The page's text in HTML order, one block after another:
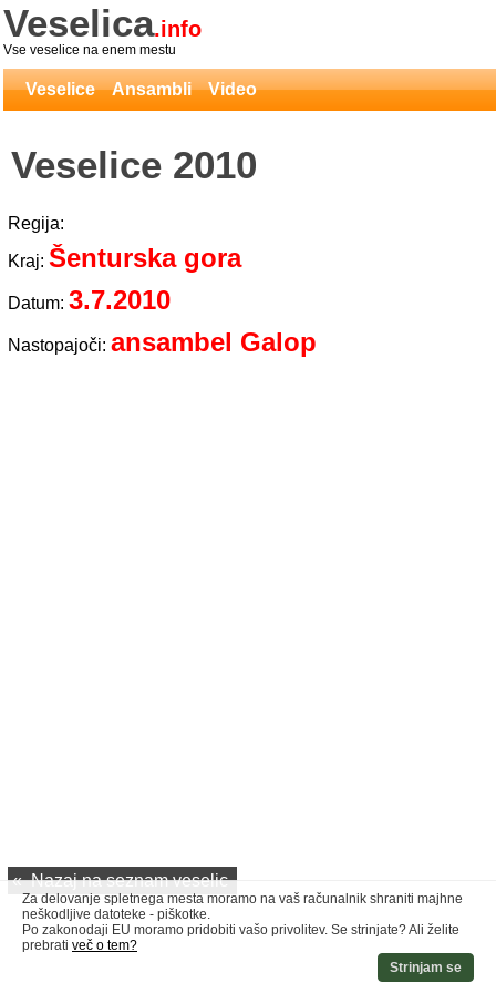
Veselica.info
Vse veselice na enem mestu
Veselice Ansambli Video
Veselice 2010
Regija:
Kraj: Šenturska gora
Datum: 3.7.2010
Nastopajoči: ansambel Galop
« Nazaj na seznam veselic
Za delovanje spletnega mesta moramo na vaš računalnik shraniti majhne
neškodljive datoteke - piškotke.
Po zakonodaji EU moramo pridobiti vašo privolitev. Se strinjate? Ali želite
prebrati več o tem?
Strinjam se